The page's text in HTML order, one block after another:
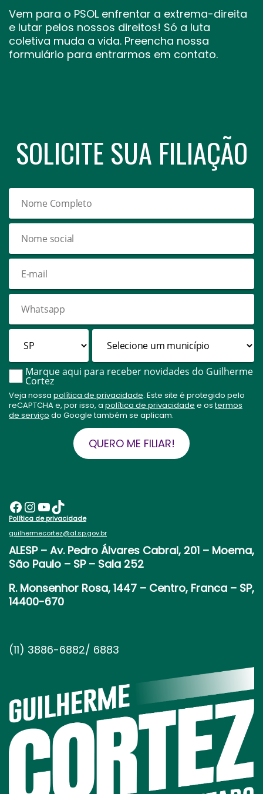
Vem para o PSOL enfrentar a extrema-direita
e lutar pelos nossos direitos! Só a luta
coletiva muda a vida. Preencha nossa
formulário para entrarmos em contato.
SOLICITE SUA FILIAÇÃO
Marque aqui para receber novidades do Guilherme
Cortez
Veja nossa política de privacidade. Este site é protegido pelo
reCAPTCHA e, por isso, a política de privacidade e ostermos
de serviço do Google também se aplicam.
QUERO ME FILIAR!
Facebook InstagramYoutube TikTok
Política de privacidade
guilhermecortez@al.sp.gov.br
ALESP – Av. Pedro Álvares Cabral, 201 – Moema,
São Paulo – SP – Sala 252
R. Monsenhor Rosa, 1447 – Centro, Franca – SP,
14400-670
(11) 3886-6882/ 6883